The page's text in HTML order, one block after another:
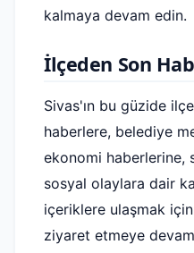
kalmaya devam edin.
İlçeden Son
Sivas'ın bu güzide
haberlere, belediye
ekonomi haberlerine,
sosyal olaylara dair
içeriklere ulaşmak için
ziyaret etmeye